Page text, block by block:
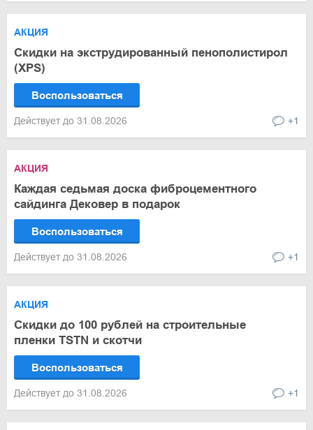
АКЦИЯ
Скидки на экструдированный пенополистирол
(XPS)
Воспользоваться
Действует до 31.08.2026 +1
АКЦИЯ
Каждая седьмая доска фиброцементного
сайдинга Дековер в подарок
Воспользоваться
Действует до 31.08.2026 +1
АКЦИЯ
Скидки до 100 рублей на строительные
пленки TSTN и скотчи
Воспользоваться
Действует до 31.08.2026 +1